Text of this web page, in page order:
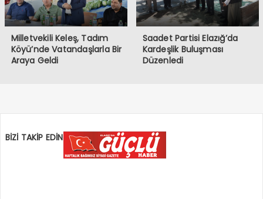
Milletvekili Keleş, Tadım
Köyü’nde Vatandaşlarla Bir
Araya Geldi
Saadet Partisi Elazığ’da
Kardeşlik Buluşması
Düzenledi
BİZİ TAKİP EDİN